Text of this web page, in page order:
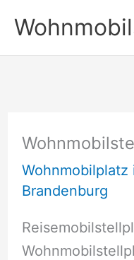
Inhalt
springen
Wohnmobilplatz
Brandenburg